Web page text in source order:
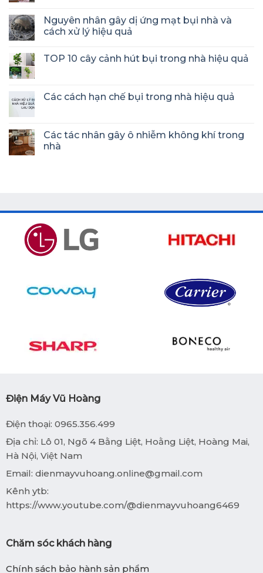
Nguyên nhân gây dị ứng mạt bụi nhà và
cách xử lý hiệu quả
TOP 10 cây cảnh hút bụi trong nhà hiệu quả
Các cách hạn chế bụi trong nhà hiệu quả
Các tác nhân gây ô nhiễm không khí trong
nhà
Điện Máy Vũ Hoàng
Điện thoại: 0965.356.499
Địa chỉ: Lô 01, Ngõ 4 Bằng Liệt, Hoằng Liệt, Hoàng Mai,
Hà Nội, Việt Nam
Email: dienmayvuhoang.online@gmail.com
Kênh ytb:
https://www.youtube.com/@dienmayvuhoang6469
Chăm sóc khách hàng
Chính sách bảo hành sản phẩm